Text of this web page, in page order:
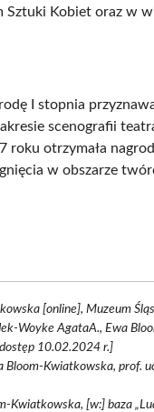
Sztuki Kobiet oraz w
I stopnia
scenografii
otrzymała
w obszarze
[online], Muzeum
Woyke AgataA., Ewa
10.02.2024 r.]
Bloom-Kwiatkowska, prof.
Kwiatkowska, [w:] baza